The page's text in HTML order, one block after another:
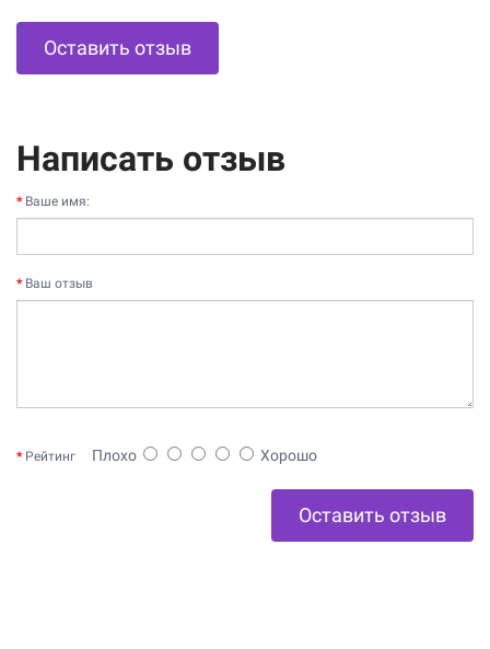
Оставить отзыв
Написать отзыв
Ваше имя:
Ваш отзыв
Рейтинг Плохо Хорошо
Оставить отзыв